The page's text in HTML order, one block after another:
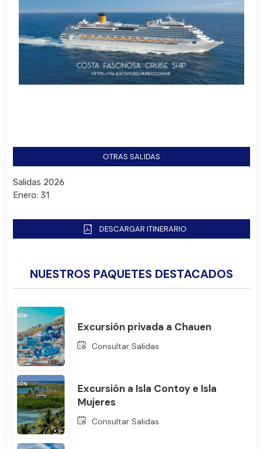
OTRAS SALIDAS
Salidas 2026
Enero: 31
DESCARGAR ITINERARIO
NUESTROS PAQUETES DESTACADOS
Excursión privada a Chauen
Consultar Salidas
Excursión a Isla Contoy e Isla
Mujeres
Consultar Salidas